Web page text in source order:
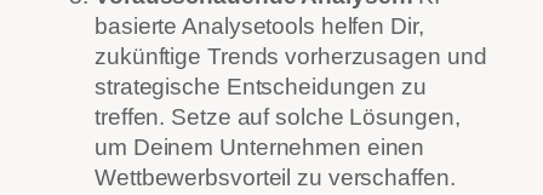
basierte Analysetools helfen Dir,
zukünftige Trends vorherzusagen und
strategische Entscheidungen zu
treffen. Setze auf solche Lösungen,
um Deinem Unternehmen einen
Wettbewerbsvorteil zu verschaffen.